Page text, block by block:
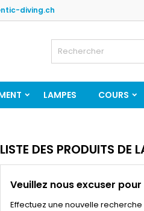
diving.ch
LAMPES COURS
LISTE DES PRODUITS DE
Veuillez nous excuser
Effectuez une nouvelle recherche